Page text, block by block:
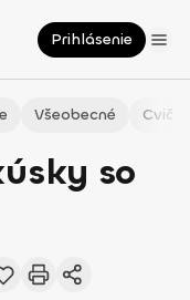
Prihlásenie
Všeobecné
so